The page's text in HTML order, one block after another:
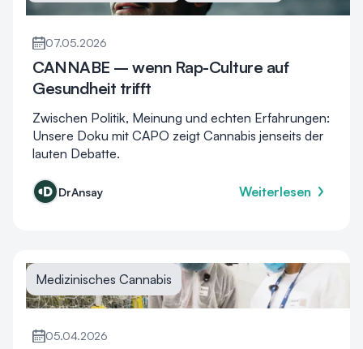
07.05.2026
CANNABE – wenn Rap-Culture auf
Gesundheit trifft
Zwischen Politik, Meinung und echten Erfahrungen:
Unsere Doku mit CAPO zeigt Cannabis jenseits der
lauten Debatte.
DrAnsay Weiterlesen
Medizinisches Cannabis
05.04.2026